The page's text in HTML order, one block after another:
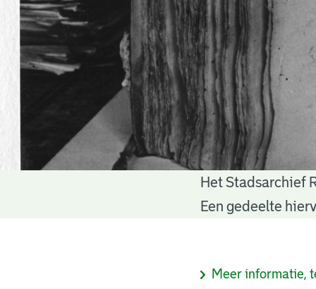
Het Stadsarchief
Een gedeelte
Meer informatie,